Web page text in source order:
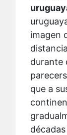
imagen
durante
que a